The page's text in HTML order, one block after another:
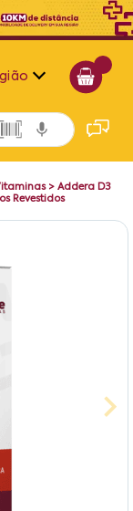
Alagoas
Bahia
Paraíba
> Addera D3
Revestidos